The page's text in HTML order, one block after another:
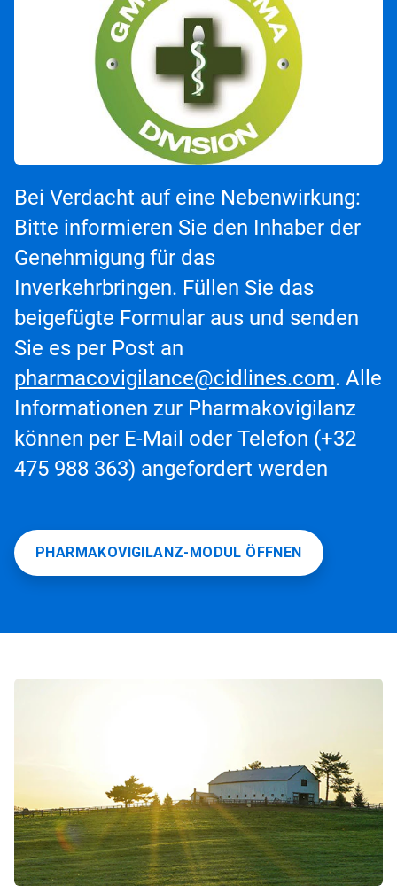
Bei Verdacht auf eine Nebenwirkung:
Bitte informieren Sie den Inhaber der
Genehmigung für das
Inverkehrbringen. Füllen Sie das
beigefügte Formular aus und senden
Sie es per Post an
pharmacovigilance@cidlines.com. Alle
Informationen zur Pharmakovigilanz
können per E-Mail oder Telefon (+32
475 988 363) angefordert werden
PHARMAKOVIGILANZ-MODUL ÖFFNEN